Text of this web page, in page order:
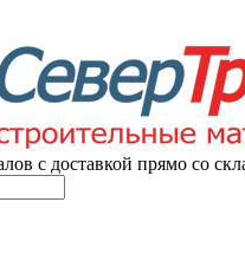
с доставкой прямо со